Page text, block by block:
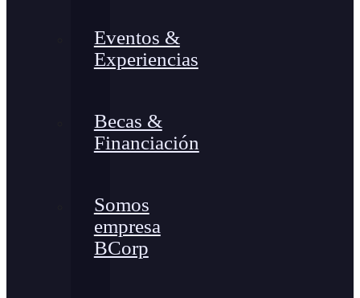
Eventos &
Experiencias
Becas &
Financiación
Somos
empresa
BCorp